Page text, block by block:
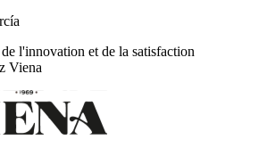
l'innovation et de la satisfaction
Viena